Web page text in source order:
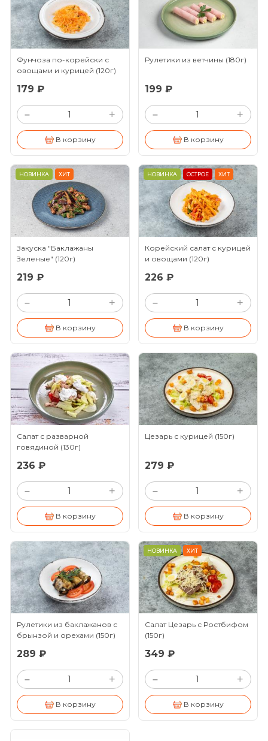
Фунчоза по-корейски с
овощами и курицей (120г)
179 ₽
– +
В корзину
Рулетики из ветчины (180г)
199 ₽
– +
В корзину
НОВИНКА ХИТ
Закуска "Баклажаны
Зеленые" (120г)
219 ₽
– +
В корзину
НОВИНКА ОСТРОЕ ХИТ
Корейский салат с курицей
и овощами (120г)
226 ₽
– +
В корзину
Салат с разварной
говядиной (130г)
236 ₽
– +
В корзину
Цезарь с курицей (150г)
279 ₽
– +
В корзину
Рулетики из баклажанов с
брынзой и орехами (150г)
289 ₽
– +
В корзину
НОВИНКА ХИТ
Салат Цезарь с Ростбифом
(150г)
349 ₽
– +
В корзину